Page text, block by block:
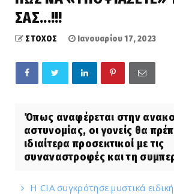
ΣΑΣ...!!!
ΣΤΟΧΟΣ Ιανουαρίου 17, 2023
Όπως αναφέρεται στην
αστυνομίας, οι γονείς θα
ιδιαίτερα προσεκτικοί με τις
συναναστροφές και τη
Η CIA συγκρότησε μυστικά